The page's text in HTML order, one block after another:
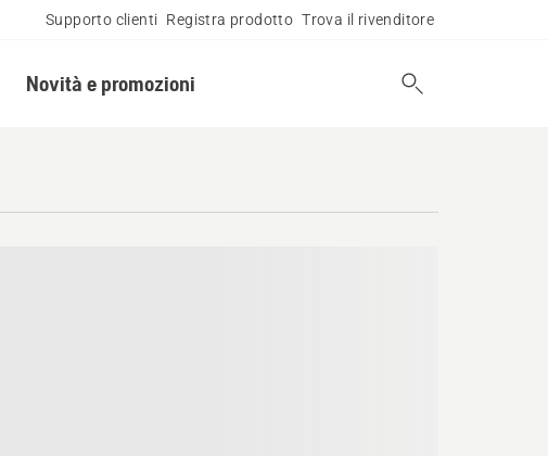
Supporto clienti Registra prodotto Trova il rivenditore
Novità e promozioni